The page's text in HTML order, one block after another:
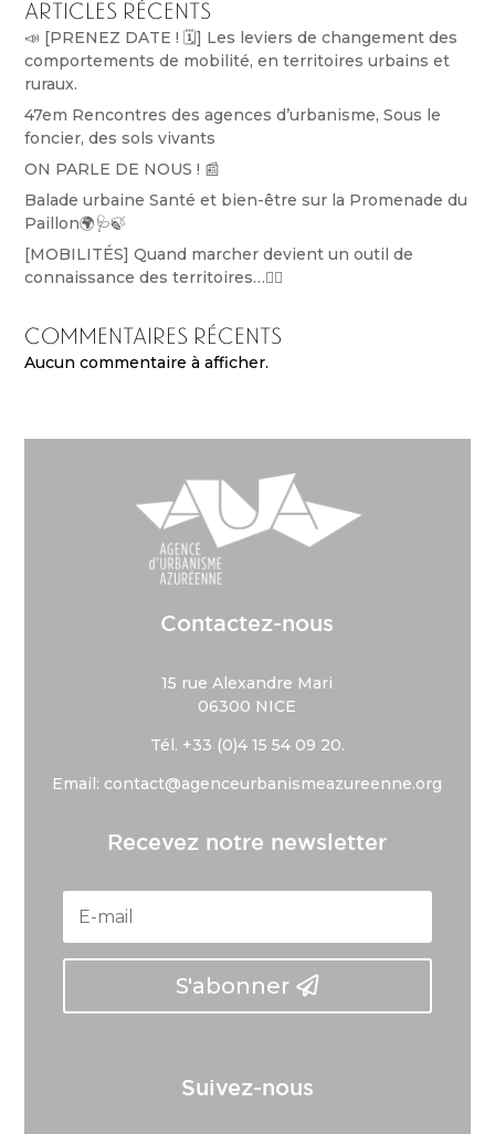
Articles récents
📣 [PRENEZ DATE ! 🗓️] Les leviers de changement des
comportements de mobilité, en territoires urbains et
ruraux.
47em Rencontres des agences d’urbanisme, Sous le
foncier, des sols vivants
ON PARLE DE NOUS ! 📰
Balade urbaine Santé et bien-être sur la Promenade du
Paillon🌍🩺🍃
[MOBILITÉS] Quand marcher devient un outil de
connaissance des territoires…🚶‍♀️
Commentaires récents
Aucun commentaire à afficher.
Contactez-nous
15 rue Alexandre Mari
06300 NICE
Tél. +33 (0)4 15 54 09 20.
Email: contact@agenceurbanismeazureenne.org
Recevez notre newsletter
S'abonner
Suivez-nous